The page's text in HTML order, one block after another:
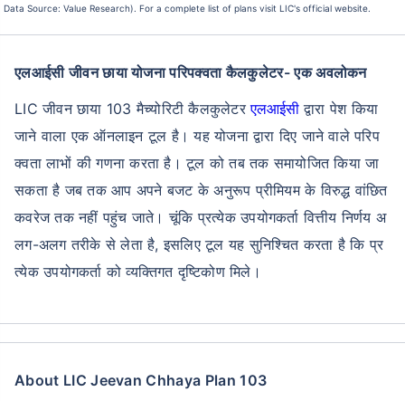
Data Source: Value Research). For a complete list of plans visit LIC's official website.
एलआईसी जीवन छाया योजना परिपक्वता कैलकुलेटर- एक अवलोकन
LIC जीवन छाया 103 मैच्योरिटी कैलकुलेटरएलआईसीद्वारा पेश किया
जाने वाला एक ऑनलाइन टूल है। यह योजना द्वारा दिए जाने वाले परिप
क्वता लाभों की गणना करता है। टूल को तब तक समायोजित किया जा
सकता है जब तक आप अपने बजट के अनुरूप प्रीमियम के विरुद्ध वांछित
कवरेज तक नहीं पहुंच जाते। चूंकि प्रत्येक उपयोगकर्ता वित्तीय निर्णय अ
लग-अलग तरीके से लेता है, इसलिए टूल यह सुनिश्चित करता है कि प्र
त्येक उपयोगकर्ता को व्यक्तिगत दृष्टिकोण मिले।
About LIC Jeevan Chhaya Plan 103